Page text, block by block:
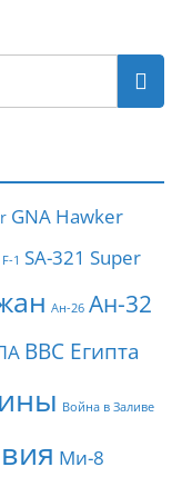
GNA Hawker
1 SA-321 Super
Ан-26 Ан-32
ВВС Египта
Война в Заливе
Ми-8